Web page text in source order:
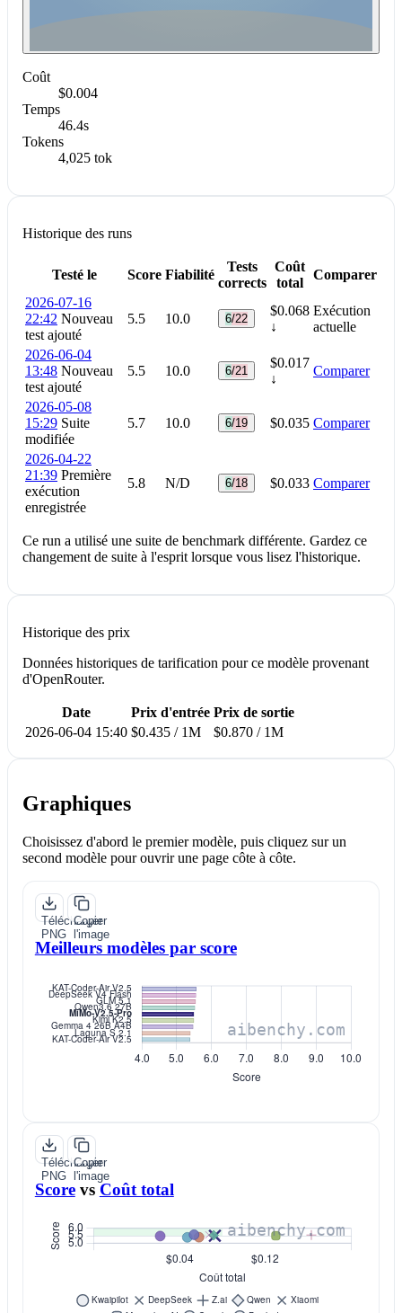
Coût
$0.004
Temps
46.4s
Tokens
4,025 tok
Historique des runs
Testé le Score Fiabilité
Tests
corrects
Coût
total
Comparer
2026-07-16
22:42 Nouveau
test ajouté
5.5 10.0 6/22
$0.068
↓
Exécution
actuelle
2026-06-04
13:48 Nouveau
test ajouté
5.5 10.0 6/21
$0.017
↓
Comparer
2026-05-08
15:29 Suite
modifiée
5.7 10.0 6/19 $0.035 Comparer
2026-04-22
21:39 Première
exécution
enregistrée
5.8 N/D 6/18 $0.033 Comparer
Ce run a utilisé une suite de benchmark différente. Gardez ce
changement de suite à l'esprit lorsque vous lisez l'historique.
Historique des prix
Données historiques de tarification pour ce modèle provenant
d'OpenRouter.
Date Prix d'entrée Prix de sortie
2026-06-04 15:40 $0.435 / 1M $0.870 / 1M
Graphiques
Choisissez d'abord le premier modèle, puis cliquez sur un
second modèle pour ouvrir une page côte à côte.
Télécharger
PNG
Copier
l'image
Meilleurs modèles par score
Télécharger
PNG
Copier
l'image
Score vs Coût total